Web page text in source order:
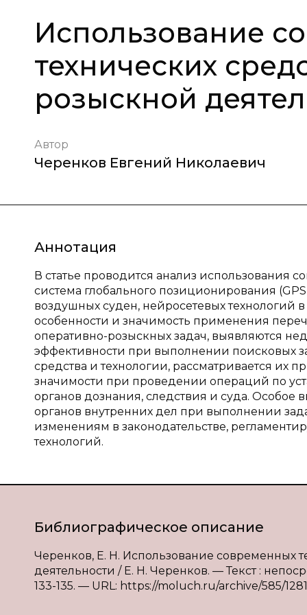
Использование
технических
розыскной
Автор
Черенков Евгений Николаевич
Аннотация
В статье проводится анализ использования
система глобального позиционирования
воздушных суден, нейросетевых технологий
особенности и значимость применения
оперативно-розыскных задач, выявляются
эффективности при выполнении поисковых
средства и технологии, рассматривается
значимости при проведении операций по
органов дознания, следствия и суда.
органов внутренних дел при выполнении
изменениям в законодательстве,
технологий.
Библиографическое описание
Черенков, Е. Н. Использование современных
деятельности / Е. Н. Черенков. — Текст :
133-135. — URL: https://moluch.ru/archive/585/